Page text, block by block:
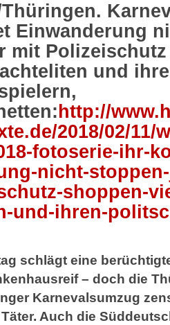
Einwanderung
mit
und
http://
2018/02/
fotoserie-ihr-
nicht-
shoppen-
und-ihren-
schlägt eine
– doch die
Karnevalsumzug
Auch die